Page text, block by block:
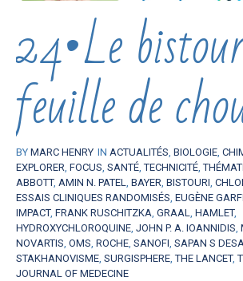
24•Le
feuille de
BY MARC HENRY IN ACTUALITÉS, BIOLOGIE,
EXPLORER, FOCUS, SANTÉ,TECHNICITÉ,
ABBOTT, AMIN N. PATEL, BAYER, BISTOURI,
ESSAIS CLINIQUES RANDOMISÉS, EUGÈNE
IMPACT, FRANK RUSCHITZKA, GRAAL, HAMLET,
HYDROXYCHLOROQUINE, JOHN P. A. IOANNIDIS,
NOVARTIS, OMS, ROCHE, SANOFI, SAPAN S
STAKHANOVISME, SURGISPHERE,THE LANCET,
JOURNAL OF MEDECINE